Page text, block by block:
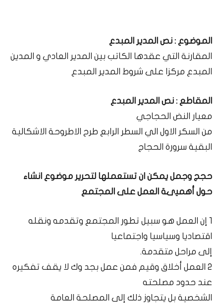
الموضوع : نص المدير المبدع
المقارنة التي عقدها الكاتب بين المدير العادي و المدين
المبدع مركزا على شروط المدير المبدع
المقاطع : نص المدير المبدع
معيار النض الحجاجي
من السكر الاول الي السطر الرابع طرح الاطروحة الاشكالية
البقية سرورة الحجاج
حجج وجمل يمكن ان تستعملها لتحرير موضوع انشاء
حول أهميىة العمل على المجتمع
1 إن العمل هو سبيل تطور المجتمع وتقدمه ونقله
اقتصاديا وسياسيا واجتماعيا
إلى مراحل متقدمة.
2 العمل أخلاق وقيم فمن عمل بجد وك لا يقف تفكيره
عند حدود مصلحته
الشخصية بل يتجاوز ذلك إلى المصلحة العامة